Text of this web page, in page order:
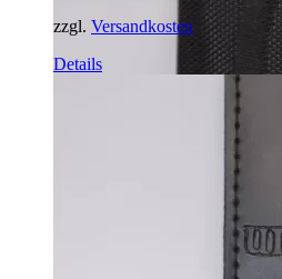
zzgl. Versandkosten
Details